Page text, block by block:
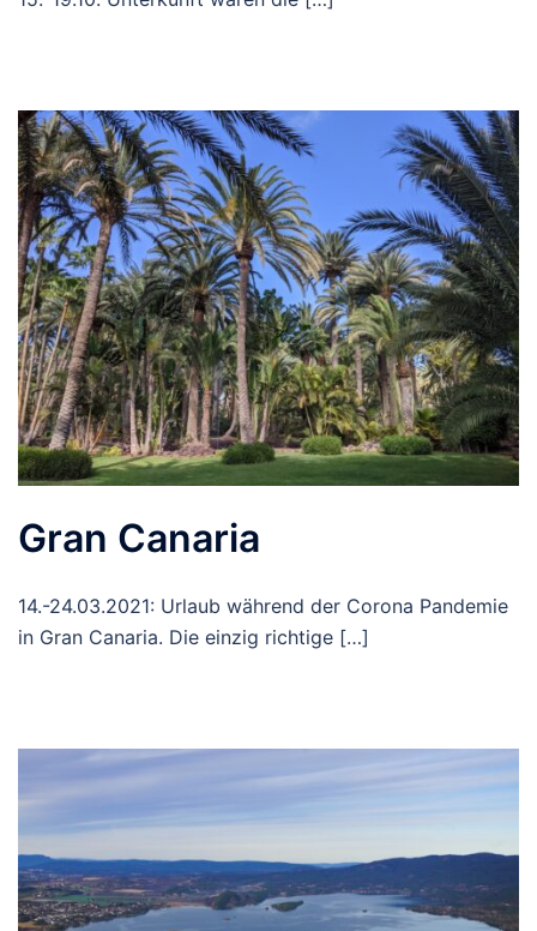
Gran Canaria
14.-24.03.2021: Urlaub während der Corona Pandemie
in Gran Canaria. Die einzig richtige […]